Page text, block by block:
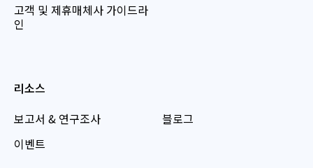
고객 및 제휴매체사 가이드라
인
리소스
보고서 & 연구조사
이벤트
블로그